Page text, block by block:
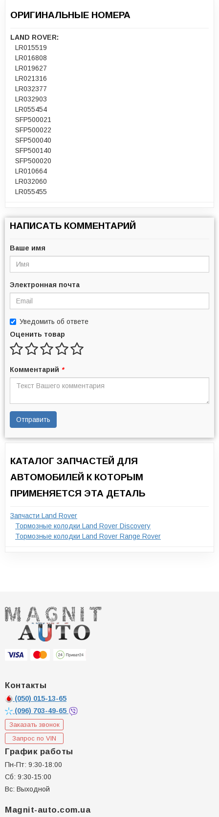
ОРИГИНАЛЬНЫЕ НОМЕРА
LAND ROVER:
LR015519
LR016808
LR019627
LR021316
LR032377
LR032903
LR055454
SFP500021
SFP500022
SFP500040
SFP500140
SFP500020
LR010664
LR032060
LR055455
НАПИСАТЬ КОММЕНТАРИЙ
Ваше имя
Электронная почта
Уведомить об ответе
Оценить товар
Комментарий *
Отправить
КАТАЛОГ ЗАПЧАСТЕЙ ДЛЯ
АВТОМОБИЛЕЙ К КОТОРЫМ
ПРИМЕНЯЕТСЯ ЭТА ДЕТАЛЬ
Запчасти Land Rover
Тормозные колодки Land Rover Discovery
Тормозные колодки Land Rover Range Rover
Контакты
(050) 015-13-65
(096) 703-49-65
Заказать звонок
Запрос по VIN
График работы
Пн-Пт: 9:30-18:00
Сб: 9:30-15:00
Вс: Выходной
Magnit-auto.com.ua